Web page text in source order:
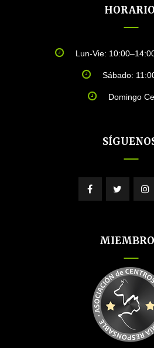
Lun-Vie:
Sábado:
Domingo